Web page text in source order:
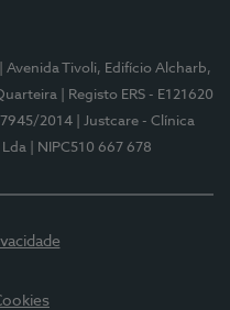
| Avenida Tivoli, Edifício Alcharb,
| Registo ERS - E121620
7945/2014
| Justcare - Clínica
| NIPC510 667 678